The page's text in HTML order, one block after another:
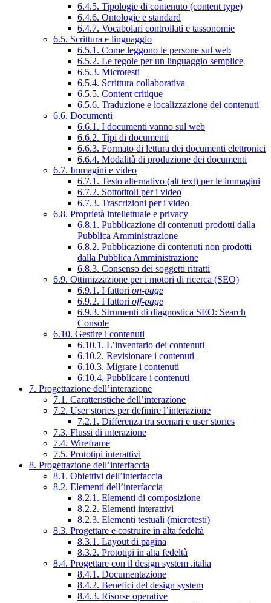
6.4.5. Tipologie di contenuto (content type)
6.4.6. Ontologie e standard
6.4.7. Vocabolari controllati e tassonomie
6.5. Scrittura e linguaggio
6.5.1. Come leggono le persone sul web
6.5.2. Le regole per un linguaggio semplice
6.5.3. Microtesti
6.5.4. Scrittura collaborativa
6.5.5. Content critique
6.5.6. Traduzione e localizzazione dei contenuti
6.6. Documenti
6.6.1. I documenti vanno sul web
6.6.2. Tipi di documenti
6.6.3. Formato di lettura dei documenti elettronici
6.6.4. Modalità di produzione dei documenti
6.7. Immagini e video
6.7.1. Testo alternativo (alt text) per le immagini
6.7.2. Sottotitoli per i video
6.7.3. Trascrizioni per i video
6.8. Proprietà intellettuale e privacy
6.8.1. Pubblicazione di contenuti prodotti dalla
Pubblica Amministrazione
6.8.2. Pubblicazione di contenuti non prodotti
dalla Pubblica Amministrazione
6.8.3. Consenso dei soggetti ritratti
6.9. Ottimizzazione per i motori di ricerca (SEO)
6.9.1. I fattori on-page
6.9.2. I fattori off-page
6.9.3. Strumenti di diagnostica SEO: Search
Console
6.10. Gestire i contenuti
6.10.1. L’inventario dei contenuti
6.10.2. Revisionare i contenuti
6.10.3. Migrare i contenuti
6.10.4. Pubblicare i contenuti
7. Progettazione dell’interazione
7.1. Caratteristiche dell’interazione
7.2. User stories per definire l’interazione
7.2.1. Differenza tra scenari e user stories
7.3. Flussi di interazione
7.4. Wireframe
7.5. Prototipi interattivi
8. Progettazione dell’interfaccia
8.1. Obiettivi dell’interfaccia
8.2. Elementi dell’interfaccia
8.2.1. Elementi di composizione
8.2.2. Elementi interattivi
8.2.3. Elementi testuali (microtesti)
8.3. Progettare e costruire in alta fedeltà
8.3.1. Layout di pagina
8.3.2. Prototipi in alta fedeltà
8.4. Progettare con il design system .italia
8.4.1. Documentazione
8.4.2. Benefici del design system
8.4.3. Risorse operative